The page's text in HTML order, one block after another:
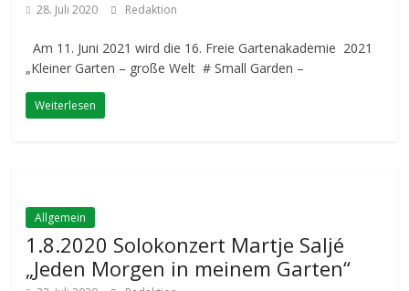
28. Juli 2020 Redaktion
Am 11. Juni 2021 wird die 16. Freie Gartenakademie 2021
„Kleiner Garten – große Welt # Small Garden –
Weiterlesen
Allgemein
1.8.2020 Solokonzert Martje Saljé
„Jeden Morgen in meinem Garten“